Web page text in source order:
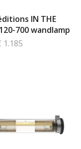
IN THE
700 wandlamp
1.185